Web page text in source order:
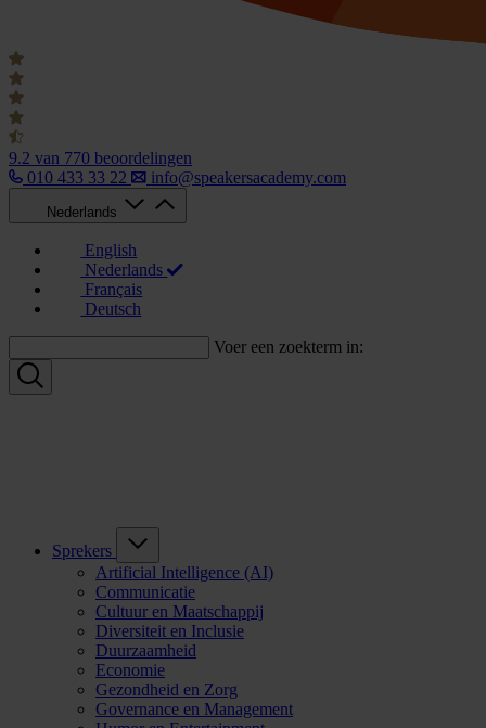
9.2 van 770 beoordelingen
010 433 33 22
info@speakersacademy.com
Nederlands
English
Nederlands
Français
Deutsch
Voer een zoekterm in:
Sprekers
Artificial Intelligence (AI)
Communicatie
Cultuur en Maatschappij
Diversiteit en Inclusie
Duurzaamheid
Economie
Gezondheid en Zorg
Governance en Management